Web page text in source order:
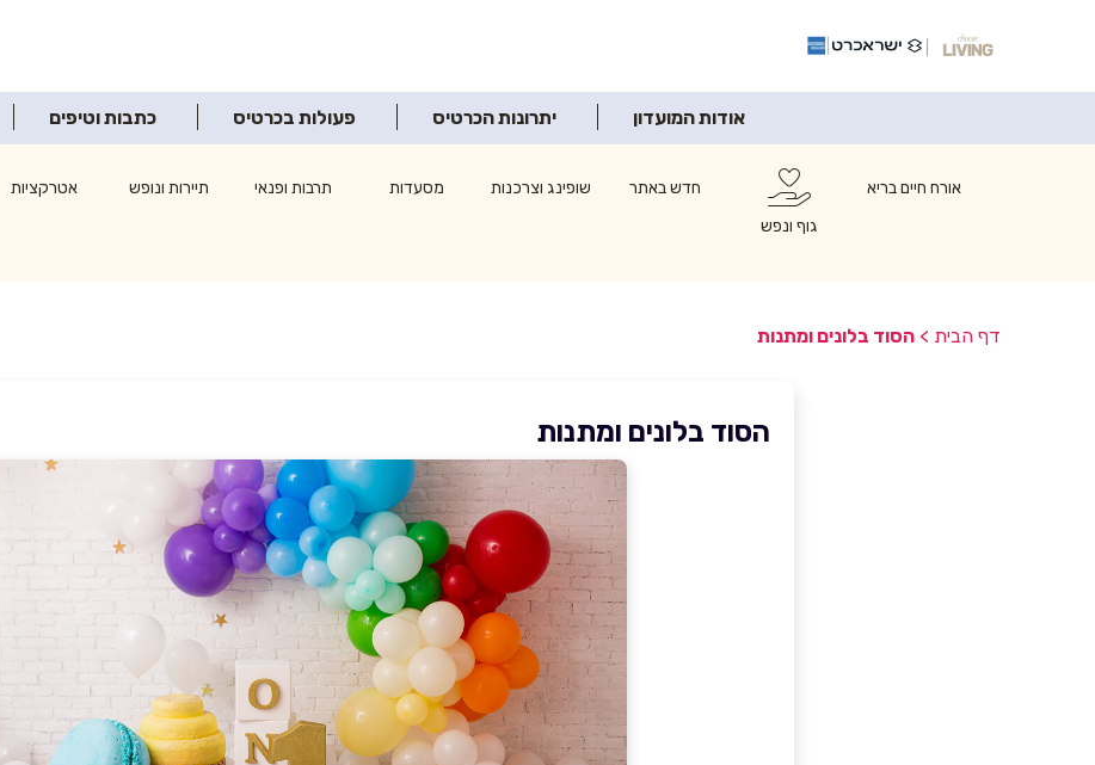
אודות המועדון יתרונות הכרטיס פעולות בכרטיס כתבות וטיפים
אורח חיים בריא
גוף ונפש
חדש באתר שופינג וצרכנות מסעדות תרבות ופנאי תיירות ונופש אטרקציות
דף הבית > הסוד בלונים ומתנות
הסוד בלונים ומתנות